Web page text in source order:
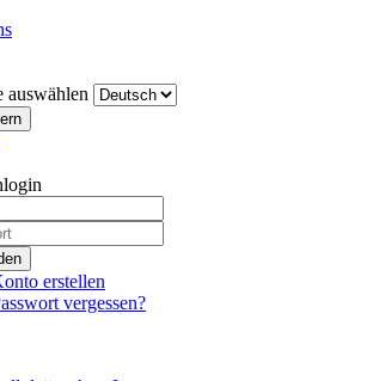
auswählen
erstellen
vergessen?